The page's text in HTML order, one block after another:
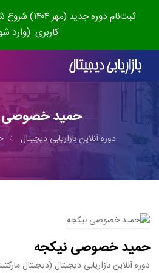
ثبت‌نام دوره
کاربری. (وارد
حمید خصوصی
دوره آنلاین بازاریابی دیجیتال
حمید خصوصی نیکجه
دوره آنلاین بازاریابی دیجیتال (دیجیتال